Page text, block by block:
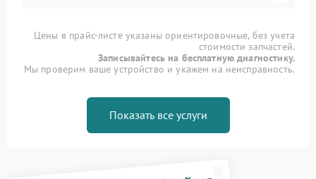
Цены в прайс-листе указаны ориентировочные, без учета
стоимости запчастей.
Записывайтесь на бесплатную диагностику.
Мы проверим ваше устройство и укажем на неисправность.
Показать все услуги